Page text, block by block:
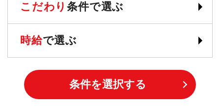
こだわり条件で選ぶ
時給で選ぶ
条件を選択する